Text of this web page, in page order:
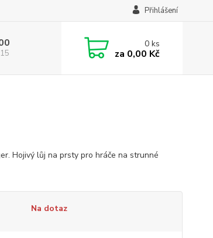
Přihlášení
0ks
za 0,00 Kč
Hojivý lůj na prsty pro hráče na strunné
Na dotaz